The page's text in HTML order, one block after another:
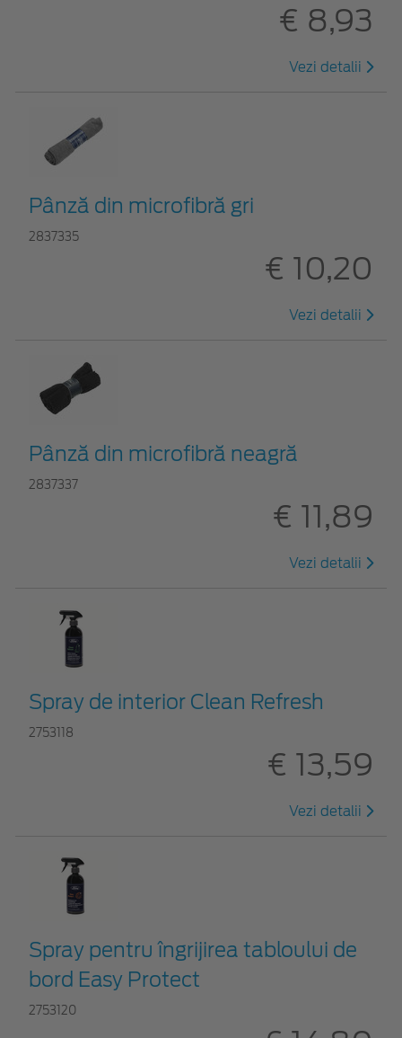
€ 8,93
Vezi detalii
Pânză din microfibră gri
2837335
€ 10,20
Vezi detalii
Pânză din microfibră neagră
2837337
€ 11,89
Vezi detalii
Spray de interior Clean Refresh
2753118
€ 13,59
Vezi detalii
Spray pentru îngrijirea tabloului de
bord Easy Protect
2753120